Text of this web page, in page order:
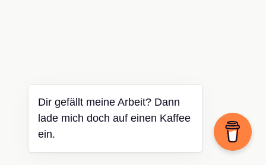
Dir gefällt meine Arbeit? Dann
lade mich doch auf einen Kaffee
ein.